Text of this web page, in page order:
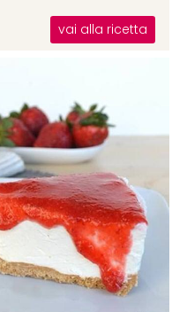
vai alla ricetta